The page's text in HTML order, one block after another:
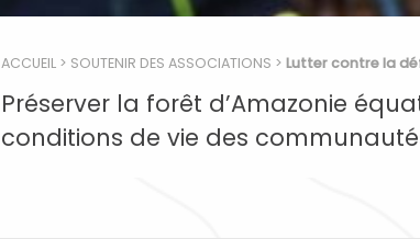
ACCUEIL > SOUTENIR DES ASSOCIATIONS > Lutter contre la
Préserver la forêt d’Amazonie
conditions de vie des